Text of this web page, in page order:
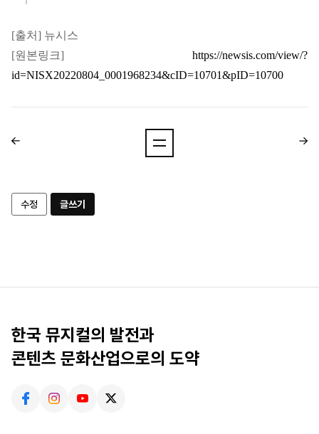
[출처] 뉴시스
[원본링크] https://newsis.com/view/?
id=NISX20220804_0001968234&cID=10701&pID=10700
수정 글쓰기
한국 뮤지컬의 발전과
콘텐츠 문화산업으로의 도약